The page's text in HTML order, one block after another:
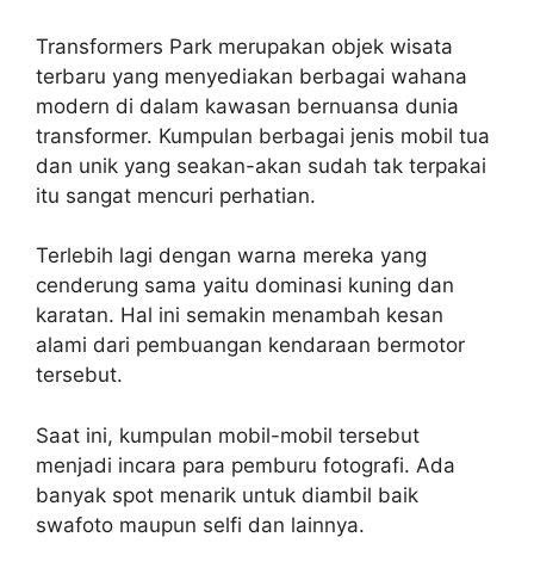
Transformers Park merupakan objek wisata
terbaru yang menyediakan berbagai wahana
modern di dalam kawasan bernuansa dunia
transformer. Kumpulan berbagai jenis mobil tua
dan unik yang seakan-akan sudah tak terpakai
itu sangat mencuri perhatian.
Terlebih lagi dengan warna mereka yang
cenderung sama yaitu dominasi kuning dan
karatan. Hal ini semakin menambah kesan
alami dari pembuangan kendaraan bermotor
tersebut.
Saat ini, kumpulan mobil-mobil tersebut
menjadi incara para pemburu fotografi. Ada
banyak spot menarik untuk diambil baik
swafoto maupun selfi dan lainnya.